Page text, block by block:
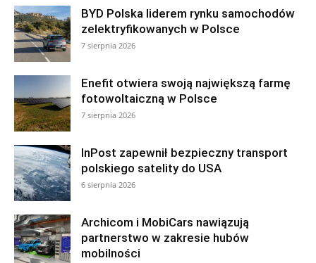
BYD Polska liderem rynku samochodów
zelektryfikowanych w Polsce
7 sierpnia 2026
Enefit otwiera swoją największą farmę
fotowoltaiczną w Polsce
7 sierpnia 2026
InPost zapewnił bezpieczny transport
polskiego satelity do USA
6 sierpnia 2026
Archicom i MobiCars nawiązują
partnerstwo w zakresie hubów
mobilności